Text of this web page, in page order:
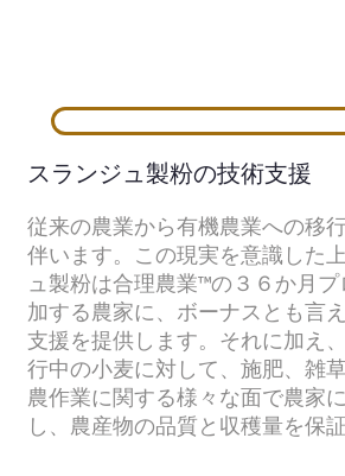
スランジュ製粉の技術支援
従来の農業から有機農業への移
伴います。この現実を意識した
ュ製粉は合理農業™の３６か月
加する農家に、ボーナスとも言
支援を提供します。それに加え
行中の小麦に対して、施肥、雑
農作業に関する様々な面で農家
し、農産物の品質と収穫量を保証